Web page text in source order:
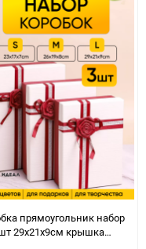
прямоугольник набор